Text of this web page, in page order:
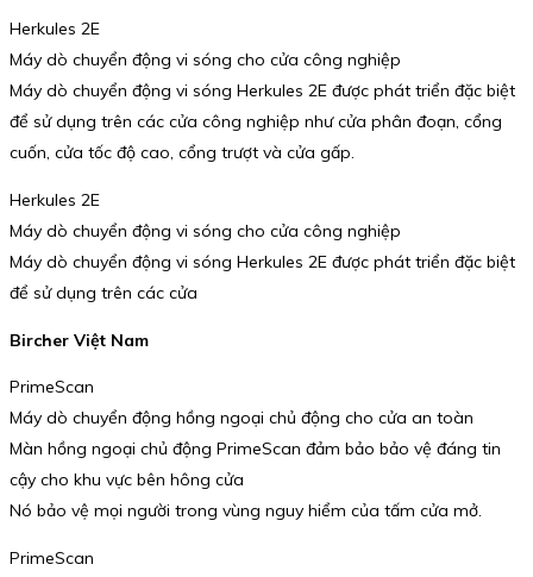
Herkules 2E
Máy dò chuyển động vi sóng cho cửa công nghiệp
Máy dò chuyển động vi sóng Herkules 2E được phát triển đặc biệt
để sử dụng trên các cửa công nghiệp như cửa phân đoạn, cổng
cuốn, cửa tốc độ cao, cổng trượt và cửa gấp.
Herkules 2E
Máy dò chuyển động vi sóng cho cửa công nghiệp
Máy dò chuyển động vi sóng Herkules 2E được phát triển đặc biệt
để sử dụng trên các cửa
Bircher Việt Nam
PrimeScan
Máy dò chuyển động hồng ngoại chủ động cho cửa an toàn
Màn hồng ngoại chủ động PrimeScan đảm bảo bảo vệ đáng tin
cậy cho khu vực bên hông cửa
Nó bảo vệ mọi người trong vùng nguy hiểm của tấm cửa mở.
PrimeScan